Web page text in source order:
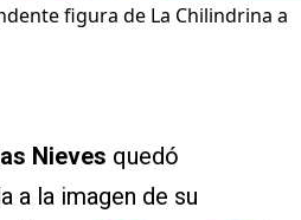
figura de La Chilindrina a
Nieves quedó
a la imagen de su